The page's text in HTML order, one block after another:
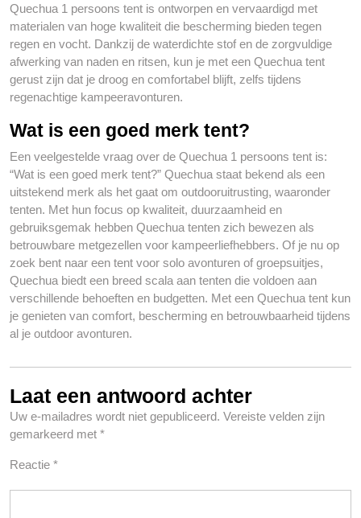
Quechua 1 persoons tent is ontworpen en vervaardigd met
materialen van hoge kwaliteit die bescherming bieden tegen
regen en vocht. Dankzij de waterdichte stof en de zorgvuldige
afwerking van naden en ritsen, kun je met een Quechua tent
gerust zijn dat je droog en comfortabel blijft, zelfs tijdens
regenachtige kampeeravonturen.
Wat is een goed merk tent?
Een veelgestelde vraag over de Quechua 1 persoons tent is:
“Wat is een goed merk tent?” Quechua staat bekend als een
uitstekend merk als het gaat om outdooruitrusting, waaronder
tenten. Met hun focus op kwaliteit, duurzaamheid en
gebruiksgemak hebben Quechua tenten zich bewezen als
betrouwbare metgezellen voor kampeerliefhebbers. Of je nu op
zoek bent naar een tent voor solo avonturen of groepsuitjes,
Quechua biedt een breed scala aan tenten die voldoen aan
verschillende behoeften en budgetten. Met een Quechua tent kun
je genieten van comfort, bescherming en betrouwbaarheid tijdens
al je outdoor avonturen.
Laat een antwoord achter
Uw e-mailadres wordt niet gepubliceerd. Vereiste velden zijn
gemarkeerd met *
Reactie *